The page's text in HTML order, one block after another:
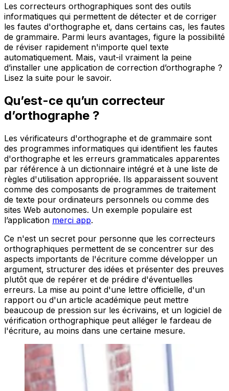
​Les correcte​​urs orthographiques sont des outils
informatiques qui permettent de détecter et de corriger
les fautes d'orthographe et, dans certains cas, les fautes
de grammaire. Parmi leurs avantages, figure la possibilité
de réviser rapidement n'importe quel texte
automatiquement. Mais, vaut-il vraiment la peine
d’installer une application de correction d’orthographe ?
Lisez la suite pour le savoir.
Qu’est-ce qu’un correcteur
d’orthographe ?
Les vérificateurs d'orthographe et de grammaire sont
des programmes informatiques qui identifient les fautes
d'orthographe et les erreurs grammaticales apparentes
par référence à un dictionnaire intégré et à une liste de
règles d'utilisation appropriée. Ils apparaissent souvent
comme des composants de programmes de traitement
de texte pour ordinateurs personnels ou comme des
sites Web autonomes. Un exemple populaire est
l’application merci app.
Ce n'est un secret pour personne que les correcteurs
orthographiques permettent de se concentrer sur des
aspects importants de l'écriture comme développer un
argument, structurer des idées et présenter des preuves
plutôt que de repérer et de prédire d'éventuelles
erreurs. La mise au point d'une lettre officielle, d'un
rapport ou d'un article académique peut mettre
beaucoup de pression sur les écrivains, et un logiciel de
vérification orthographique peut alléger le fardeau de
l'écriture, au moins dans une certaine mesure.